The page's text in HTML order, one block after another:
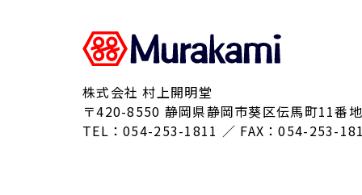
株式会社 村上開明堂
〒420-8550 静岡県静岡市葵区伝馬町11番
TEL：054-253-1811 ／ FAX：054-253-